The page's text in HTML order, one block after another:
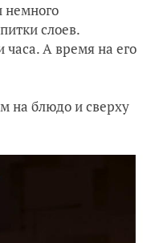
немного
слоев.
часа. А время на его
на блюдо и сверху